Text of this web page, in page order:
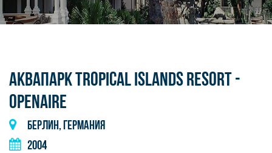
АКВАПАРК TROPICAL ISLANDS RESORT -
OPENAIRE
Берлин, Германия
2004